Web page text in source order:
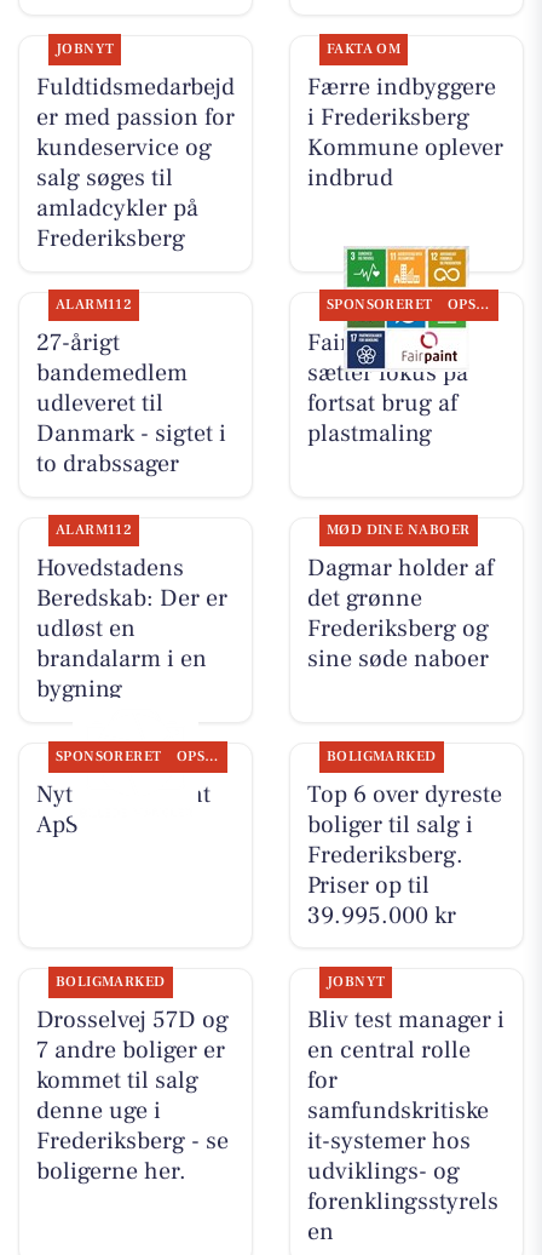
JOBNYT
Fuldtidsmedarbejd
er med passion for
kundeservice og
salg søges til
amladcykler på
Frederiksberg
FAKTA OM
Færre indbyggere
i Frederiksberg
Kommune oplever
indbrud
ALARM112
27-årigt
bandemedlem
udleveret til
Danmark - sigtet i
to drabssager
SPONSORERET OPSLAGSTAVLEN
Fairpaint ApS
sætter fokus på
fortsat brug af
plastmaling
ALARM112
Hovedstadens
Beredskab: Der er
udløst en
brandalarm i en
bygning
MØD DINE NABOER
Dagmar holder af
det grønne
Frederiksberg og
sine søde naboer
SPONSORERET OPSLAGSTAVLEN
Nyt fra Fairpaint
ApS
BOLIGMARKED
Top 6 over dyreste
boliger til salg i
Frederiksberg.
Priser op til
39.995.000 kr
BOLIGMARKED
Drosselvej 57D og
7 andre boliger er
kommet til salg
denne uge i
Frederiksberg - se
boligerne her.
JOBNYT
Bliv test manager i
en central rolle
for
samfundskritiske
it-systemer hos
udviklings- og
forenklingsstyrels
en